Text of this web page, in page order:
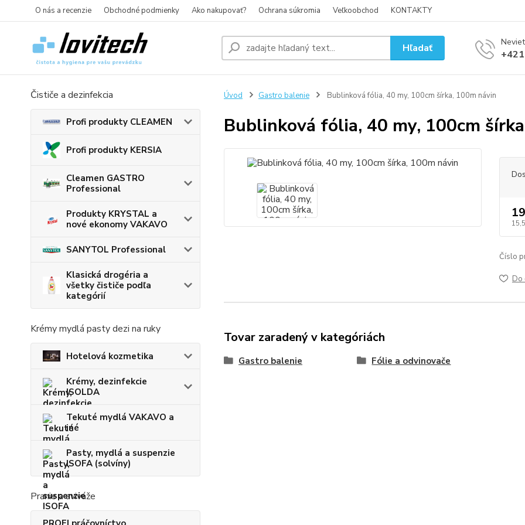
O nás a recenzie Obchodné podmienky Ako nakupovať? Ochrana súkromia Veľkoobchod KONTAKTY
Hľadať
Čističe a dezinfekcia
Profi produkty CLEAMEN
Profi produkty KERSIA
Cleamen GASTRO
Professional
Produkty KRYSTAL a
nové ekonomy VAKAVO
SANYTOL Professional
Klasická drogéria a
všetky čističe podľa
kategórií
Krémy mydlá pasty dezi na ruky
Hotelová kozmetika
Krémy, dezinfekcie
ISOLDA
Tekuté mydlá VAKAVO a
iné
Pasty, mydlá a suspenzie
ISOFA (solvíny)
Pranie a aviváže
Úvod Gastro balenie Bublinková fólia, 40 my, 100cm šírka, 100m návin
Bublinková fólia, 40 my, 100cm
Číslo
Do
Tovar zaradený v kategóriách
Gastro balenie Fólie a odvinovače